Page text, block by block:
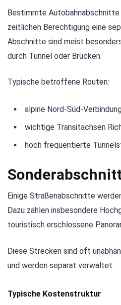
Bestimmte
zeitlichen Berechtigung eine
Abschnitte sind meist
durch Tunnel oder Brücken.
Typische betroffene Routen:
alpine Nord-Süd-
wichtige Transitachsen
hoch frequentierte
Einige Straßenabschnitte
Dazu zählen insbesondere
touristisch erschlossene
Diese Strecken sind oft
und werden separat verwaltet.
Typische Kostenstruktur